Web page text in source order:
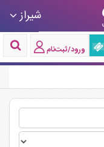
شیراز
ورود/ثبت‌نام